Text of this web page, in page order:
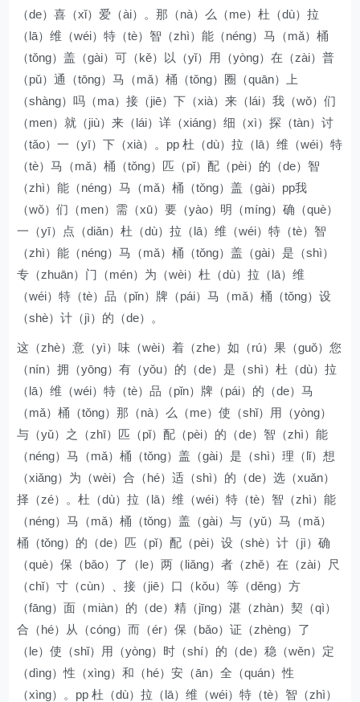
（de）喜（xǐ）爱（ài）。那（nà）么（me）杜（dù）拉
（lā）维（wéi）特（tè）智（zhì）能（néng）马（mǎ）桶
（tǒng）盖（gài）可（kě）以（yǐ）用（yòng）在（zài）普
（pǔ）通（tōng）马（mǎ）桶（tǒng）圈（quān）上
（shàng）吗（ma）接（jiē）下（xià）来（lái）我（wǒ）们
（men）就（jiù）来（lái）详（xiáng）细（xì）探（tàn）讨
（tǎo）一（yī）下（xià）。pp 杜（dù）拉（lā）维（wéi）特
（tè）马（mǎ）桶（tǒng）匹（pǐ）配（pèi）的（de）智
（zhì）能（néng）马（mǎ）桶（tǒng）盖（gài）pp我
（wǒ）们（men）需（xū）要（yào）明（míng）确（què）
一（yī）点（diǎn）杜（dù）拉（lā）维（wéi）特（tè）智
（zhì）能（néng）马（mǎ）桶（tǒng）盖（gài）是（shì）
专（zhuān）门（mén）为（wèi）杜（dù）拉（lā）维
（wéi）特（tè）品（pǐn）牌（pái）马（mǎ）桶（tǒng）设
（shè）计（jì）的（de）。
这（zhè）意（yì）味（wèi）着（zhe）如（rú）果（guǒ）您
（nín）拥（yōng）有（yǒu）的（de）是（shì）杜（dù）拉
（lā）维（wéi）特（tè）品（pǐn）牌（pái）的（de）马
（mǎ）桶（tǒng）那（nà）么（me）使（shǐ）用（yòng）
与（yǔ）之（zhī）匹（pǐ）配（pèi）的（de）智（zhì）能
（néng）马（mǎ）桶（tǒng）盖（gài）是（shì）理（lǐ）想
（xiǎng）为（wèi）合（hé）适（shì）的（de）选（xuǎn）
择（zé）。杜（dù）拉（lā）维（wéi）特（tè）智（zhì）能
（néng）马（mǎ）桶（tǒng）盖（gài）与（yǔ）马（mǎ）
桶（tǒng）的（de）匹（pǐ）配（pèi）设（shè）计（jì）确
（què）保（bǎo）了（le）两（liǎng）者（zhě）在（zài）尺
（chǐ）寸（cùn）、接（jiē）口（kǒu）等（děng）方
（fāng）面（miàn）的（de）精（jīng）湛（zhàn）契（qì）
合（hé）从（cóng）而（ér）保（bǎo）证（zhèng）了
（le）使（shǐ）用（yòng）时（shí）的（de）稳（wěn）定
（dìng）性（xìng）和（hé）安（ān）全（quán）性
（xìng）。pp 杜（dù）拉（lā）维（wéi）特（tè）智（zhì）